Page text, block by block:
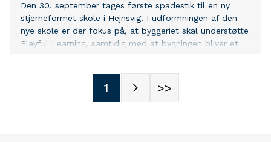
Den 30. september tages første spadestik til en ny
stjerneformet skole i Hejnsvig. I udformningen af den
nye skole er der fokus på, at byggeriet skal understøtte
Playful Learning, samtidig med at bygningen bliver et
1 >>